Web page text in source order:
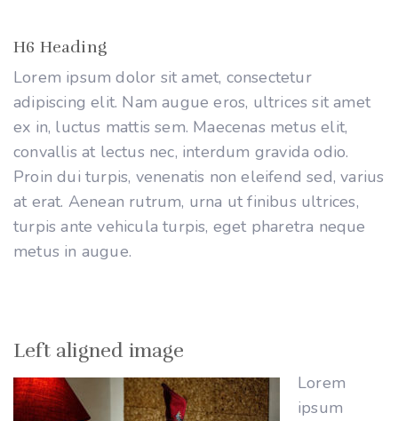
H6 Heading
Lorem ipsum dolor sit amet, consectetur
adipiscing elit. Nam augue eros, ultrices sit amet
ex in, luctus mattis sem. Maecenas metus elit,
convallis at lectus nec, interdum gravida odio.
Proin dui turpis, venenatis non eleifend sed, varius
at erat. Aenean rutrum, urna ut finibus ultrices,
turpis ante vehicula turpis, eget pharetra neque
metus in augue.
Left aligned image
Lorem
ipsum